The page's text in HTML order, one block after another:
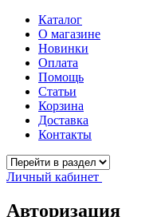
Каталог
О магазине
Новинки
Оплата
Помощь
Статьи
Корзина
Доставка
Контакты
Личный кабинет
Авторизация